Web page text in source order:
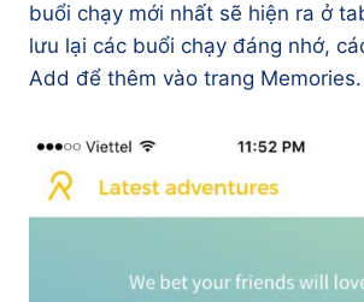
buổi chạy mới nhất sẽ hiện ra ở
lưu lại các buổi chạy đáng nhớ,
Add để thêm vào trang Memories.